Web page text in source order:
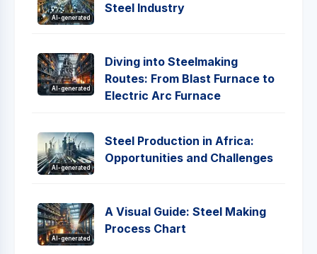
AI-generated
Steel Industry
AI-generated
Diving into Steelmaking
Routes: From Blast Furnace to
Electric Arc Furnace
AI-generated
Steel Production in Africa:
Opportunities and Challenges
AI-generated
A Visual Guide: Steel Making
Process Chart